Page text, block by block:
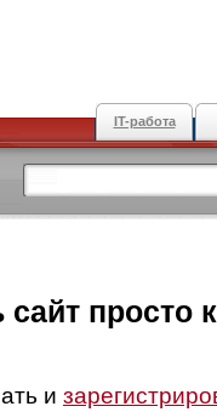
IT-работа
просто
и